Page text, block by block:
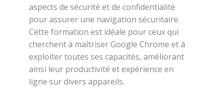
aspects de sécurité et de confidentialité
pour assurer une navigation sécuritaire.
Cette formation est idéale pour ceux qui
cherchent à maîtriser Google Chrome et à
exploiter toutes ses capacités, améliorant
ainsi leur productivité et expérience en
ligne sur divers appareils.